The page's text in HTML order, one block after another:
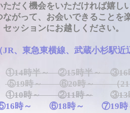
ただく機会をいただければ嬉し
ながって、お会いできることを
セッションにお越しください。
JR、東急東横線、武蔵小杉駅近
①14時半～ ②15時半～
⑤19時～ ⑥20時～ （21
①10時～ ②11時～
③13
～ ⑥18時～ ⑦19時～